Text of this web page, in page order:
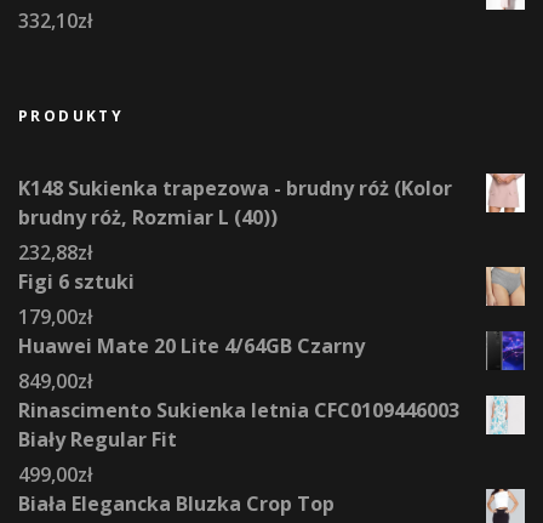
332,10zł
PRODUKTY
K148 Sukienka trapezowa - brudny róż (Kolor
brudny róż, Rozmiar L (40))
232,88zł
Figi 6 sztuki
179,00zł
Huawei Mate 20 Lite 4/64GB Czarny
849,00zł
Rinascimento Sukienka letnia CFC0109446003
Biały Regular Fit
499,00zł
Biała Elegancka Bluzka Crop Top